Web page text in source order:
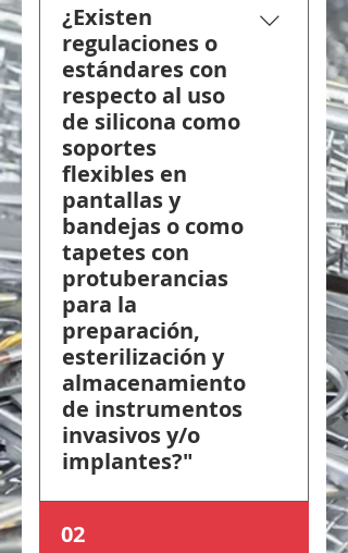
¿Existen
regulaciones o
estándares con
respecto al uso
de silicona como
soportes
flexibles en
pantallas y
bandejas o como
tapetes con
protuberancias
para la
preparación,
esterilización y
almacenamiento
de instrumentos
invasivos y/o
implantes?"
Hasta donde sabemos,
02